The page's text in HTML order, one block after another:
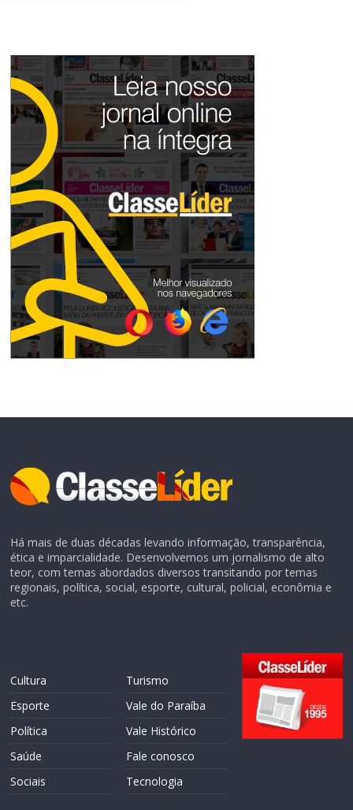
Há mais de duas décadas levando informação, transparência,
ética e imparcialidade. Desenvolvemos um jornalismo de alto
teor, com temas abordados diversos transitando por temas
regionais, política, social, esporte, cultural, policial, econômia e
etc.
Cultura
Esporte
Política
Saúde
Sociais
Turismo
Vale do Paraíba
Vale Histórico
Fale conosco
Tecnologia